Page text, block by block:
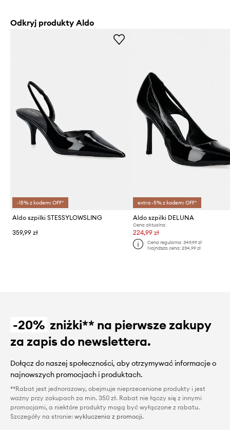
Odkryj produkty Aldo
-15% z kodem: OFF*
Aldo szpilki STESSYLOWSLING
359,99 zł
extra -5% z kodem: OFF*
Aldo szpilki DELUNA
Cena aktualna:
224,99 zł
Cena regularna: 349,99 zł
Najniższa cena: 234,99 zł
-20% zniżki** na pierwsze zakupy
za zapis do newslettera.
Dołącz do naszej społeczności, aby otrzymywać informacje o
najnowszych promocjach i produktach.
**Rabat jest jednorazowy, obejmuje nieprzecenione produkty i jest
ważny przy zakupach za min. 350 zł. Rabat nie łączy się z innymi
promocjami, a niektóre produkty mogą być wyłączone z rabatu.
Szczegóły na stronie: wykluczenia z promocji.